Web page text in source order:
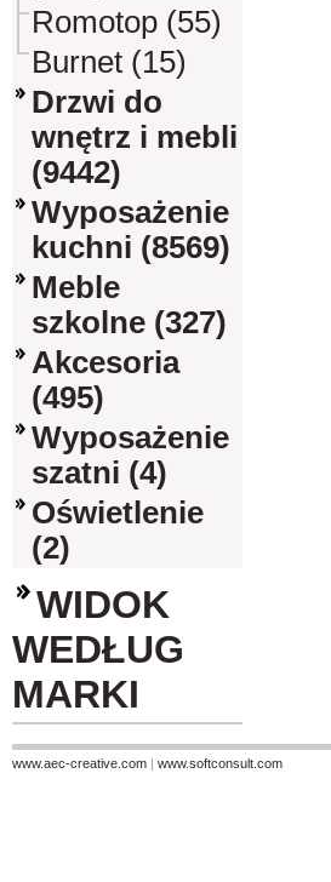
Romotop (55)
Burnet (15)
Drzwi do
wnętrz i mebli
(9442)
Wyposażenie
kuchni (8569)
Meble
szkolne (327)
Akcesoria
(495)
Wyposażenie
szatni (4)
Oświetlenie
(2)
WIDOK
WEDŁUG
MARKI
www.aec-creative.com | www.softconsult.com